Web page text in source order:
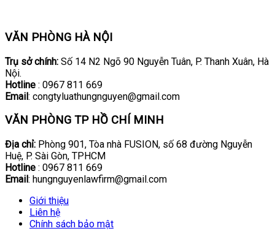
VĂN PHÒNG HÀ NỘI
Trụ sở chính: Số 14 N2 Ngõ 90 Nguyễn Tuân, P. Thanh Xuân, Hà
Nội.
Hotline : 0967 811 669
Email: congtyluathungnguyen@gmail.com
VĂN PHÒNG TP HỒ CHÍ MINH
Địa chỉ: Phòng 901, Tòa nhà FUSION, số 68 đường Nguyễn
Huệ, P. Sài Gòn, TPHCM
Hotline : 0967 811 669
Email : hungnguyenlawfirm@gmail.com
Giới thiệu
Liên hệ
Chính sách bảo mật